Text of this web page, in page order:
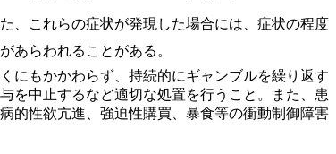
、これらの症状が発現した場合には、症状の程度
にもかかわらず、持続的にギャンブルを繰り返す
を中止するなど適切な処置を行うこと。また、患
的性欲亢進、強迫性購買、暴食等の衝動制御障害
あらわれることがある。